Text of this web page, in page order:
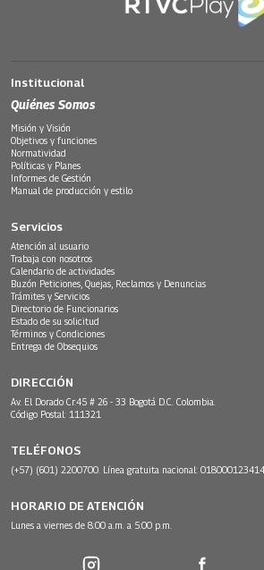
Institucional
Quiénes Somos
Misión y Visión
Objetivos y funciones
Normatividad
Políticas y Planes
Informes de Gestión
Manual de producción y estilo
Servicios
Atención al usuario
Trabaja con nosotros
Calendario de actividades
Buzón Peticiones, Quejas, Reclamos y Denuncias
Trámites y Servicios
Directorio de Funcionarios
Estado de su solicitud
Términos y Condiciones
Entrega de Obsequios
DIRECCIÓN
Av. El Dorado Cr.45 # 26 - 33 Bogotá D.C. Colombia.
Código Postal: 111321
TELÉFONOS
(+57) (601) 2200700. Línea gratuita nacional: 018000123414
HORARIO DE ATENCIÓN
Lunes a viernes de 8:00 a.m. a 5:00 p.m.